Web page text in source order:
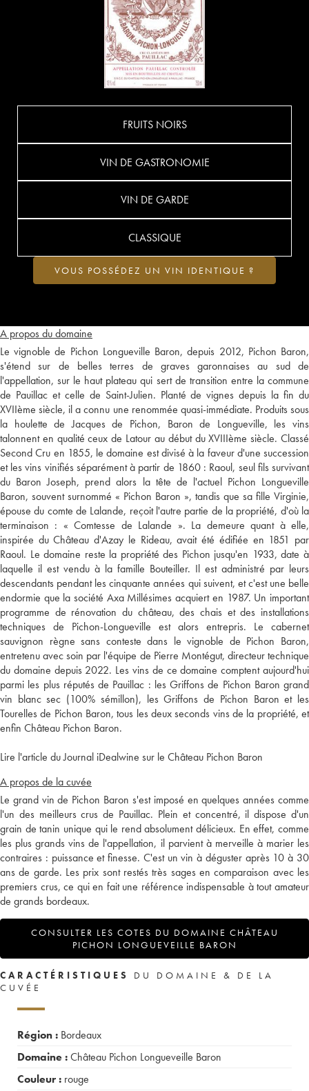
A propos du domaine
Le vignoble de Pichon Longueville Baron, depuis 2012, Pichon Baron,
s'étend sur de belles terres de graves garonnaises au sud de
l'appellation, sur le haut plateau qui sert de transition entre la commune
de Pauillac et celle de Saint-Julien. Planté de vignes depuis la fin du
XVIIème siècle, il a connu une renommée quasi-immédiate. Produits sous
la houlette de Jacques de Pichon, Baron de Longueville, les vins
talonnent en qualité ceux de Latour au début du XVIIIème siècle. Classé
Second Cru en 1855, le domaine est divisé à la faveur d'une succession
et les vins vinifiés séparément à partir de 1860 : Raoul, seul fils survivant
du Baron Joseph, prend alors la tête de l'actuel Pichon Longueville
Baron, souvent surnommé « Pichon Baron », tandis que sa fille Virginie,
épouse du comte de Lalande, reçoit l'autre partie de la propriété, d'où la
terminaison : « Comtesse de Lalande ». La demeure quant à elle,
inspirée du Château d'Azay le Rideau, avait été édifiée en 1851 par
Raoul. Le domaine reste la propriété des Pichon jusqu'en 1933, date à
laquelle il est vendu à la famille Bouteiller. Il est administré par leurs
descendants pendant les cinquante années qui suivent, et c'est une belle
endormie que la société Axa Millésimes acquiert en 1987. Un important
programme de rénovation du château, des chais et des installations
techniques de Pichon-Longueville est alors entrepris. Le cabernet
sauvignon règne sans conteste dans le vignoble de Pichon Baron,
entretenu avec soin par l'équipe de Pierre Montégut, directeur technique
du domaine depuis 2022. Les vins de ce domaine comptent aujourd'hui
parmi les plus réputés de Pauillac : les Griffons de Pichon Baron grand
vin blanc sec (100% sémillon), les Griffons de Pichon Baron et les
Tourelles de Pichon Baron, tous les deux seconds vins de la propriété, et
enfin Château Pichon Baron.
Lire l'article du Journal iDealwine sur le Château Pichon Baron
A propos de la cuvée
Le grand vin de Pichon Baron s'est imposé en quelques années comme
l'un des meilleurs crus de Pauillac. Plein et concentré, il dispose d'un
grain de tanin unique qui le rend absolument délicieux. En effet, comme
les plus grands vins de l'appellation, il parvient à merveille à marier les
contraires : puissance et finesse. C'est un vin à déguster après 10 à 30
ans de garde. Les prix sont restés très sages en comparaison avec les
premiers crus, ce qui en fait une référence indispensable à tout amateur
de grands bordeaux.
CONSULTER LES COTES DU DOMAINE CHÂTEAU
PICHON LONGUEVEILLE BARON
FRUITS NOIRS
VIN DE GASTRONOMIE
VIN DE GARDE
CLASSIQUE
VOUS POSSÉDEZ UN VIN IDENTIQUE ?
CARACTÉRISTIQUES
DU DOMAINE & DE LA
CUVÉE
Région : Bordeaux
Domaine :Château Pichon Longueveille Baron
Couleur : rouge